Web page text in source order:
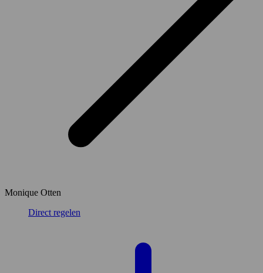
Monique Otten
Direct regelen